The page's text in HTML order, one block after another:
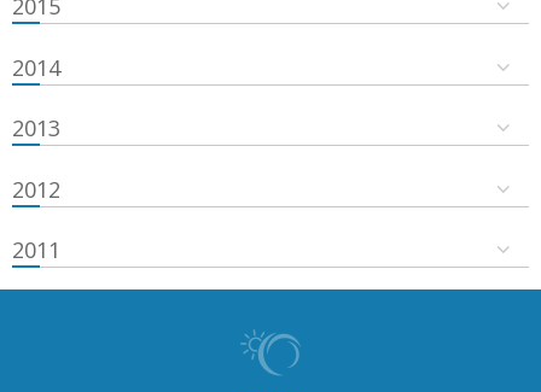
2015
2014
2013
2012
2011